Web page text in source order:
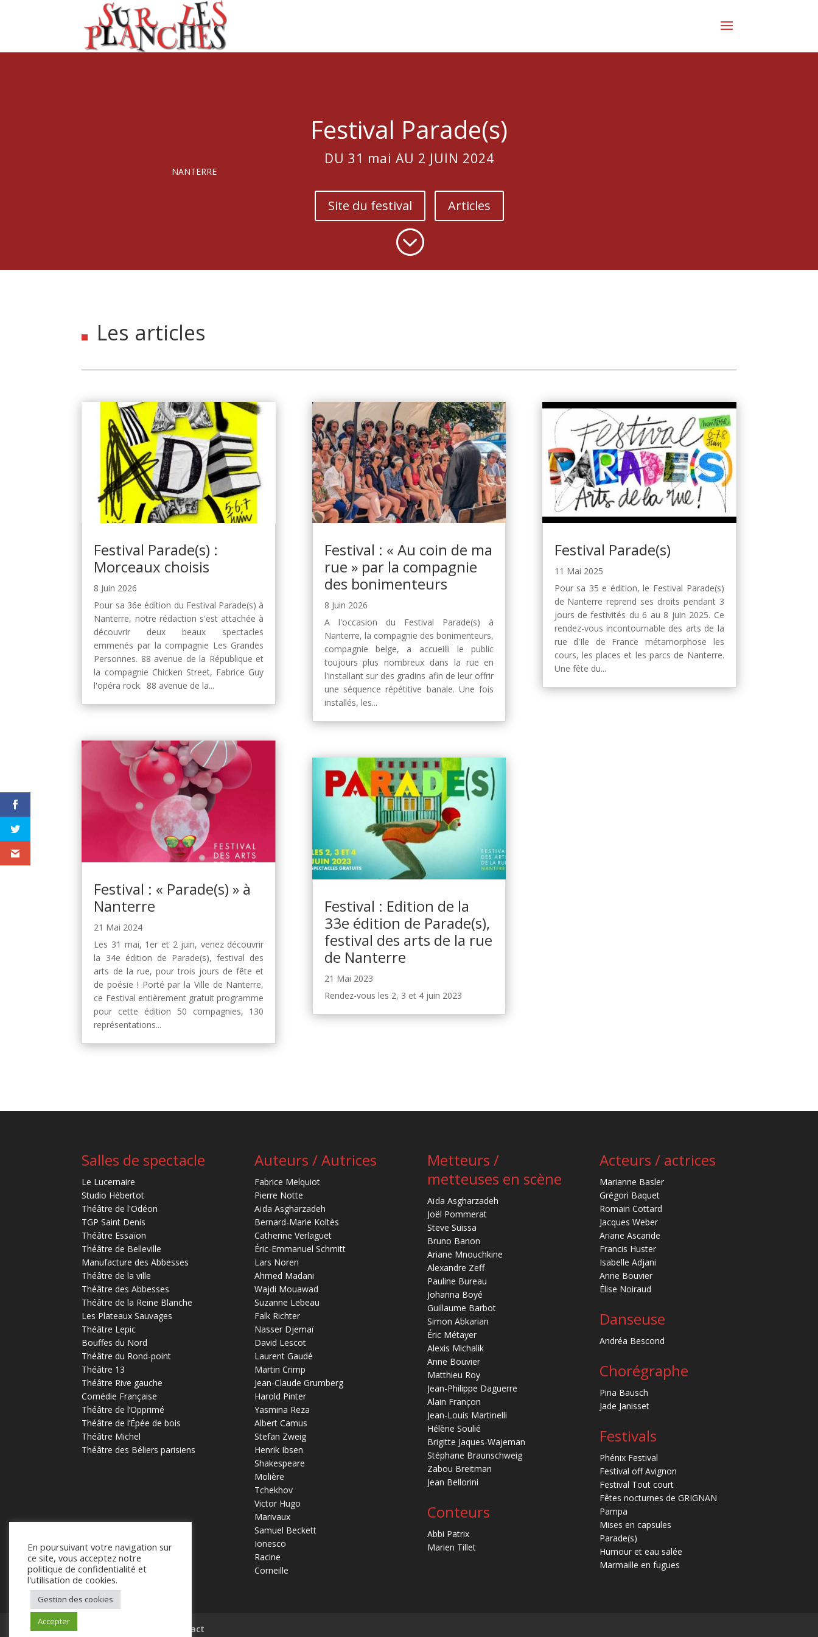
Festival Parade(s)
DU 31 mai AU 2 JUIN 2024
NANTERRE
Site du festival Articles
;
Les articles
Festival Parade(s) :
Morceaux choisis
8 Juin 2026
Pour sa 36e édition du Festival Parade(s) à
Nanterre, notre rédaction s'est attachée à
découvrir deux beaux spectacles
emmenés par la compagnie Les Grandes
Personnes. 88 avenue de la République et
la compagnie Chicken Street, Fabrice Guy
l'opéra rock. 88 avenue de la...
Festival : « Parade(s) » à
Nanterre
21 Mai 2024
Les 31 mai, 1er et 2 juin, venez découvrir
la 34e édition de Parade(s), festival des
arts de la rue, pour trois jours de fête et
de poésie ! Porté par la Ville de Nanterre,
ce Festival entièrement gratuit programme
pour cette édition 50 compagnies, 130
représentations...
Festival : « Au coin de ma
rue » par la compagnie
des bonimenteurs
8 Juin 2026
A l'occasion du Festival Parade(s) à
Nanterre, la compagnie des bonimenteurs,
compagnie belge, a accueilli le public
toujours plus nombreux dans la rue en
l'installant sur des gradins afin de leur offrir
une séquence répétitive banale. Une fois
installés, les...
Festival : Edition de la
33e édition de Parade(s),
festival des arts de la rue
de Nanterre
21 Mai 2023
Rendez-vous les 2, 3 et 4 juin 2023
Festival Parade(s)
11 Mai 2025
Pour sa 35 e édition, le Festival Parade(s)
de Nanterre reprend ses droits pendant 3
jours de festivités du 6 au 8 juin 2025. Ce
rendez-vous incontournable des arts de la
rue d'Ile de France métamorphose les
cours, les places et les parcs de Nanterre.
Une fête du...
Salles de spectacle
Le Lucernaire
Studio Hébertot
Théâtre de l'Odéon
TGP Saint Denis
Théâtre Essaïon
Théâtre de Belleville
Manufacture des Abbesses
Théâtre de la ville
Théâtre des Abbesses
Théâtre de la Reine Blanche
Les Plateaux Sauvages
Théâtre Lepic
Bouffes du Nord
Théâtre du Rond-point
Théâtre 13
Théâtre Rive gauche
Comédie Française
Théâtre de l’Opprimé
Théâtre de l’Épée de bois
Théâtre Michel
Théâtre des Béliers parisiens
Auteurs / Autrices
Fabrice Melquiot
Pierre Notte
Aïda Asgharzadeh
Bernard-Marie Koltès
Catherine Verlaguet
Éric-Emmanuel Schmitt
Lars Noren
Ahmed Madani
Wajdi Mouawad
Suzanne Lebeau
Falk Richter
Nasser Djemaï
David Lescot
Laurent Gaudé
Martin Crimp
Jean-Claude Grumberg
Harold Pinter
Yasmina Reza
Albert Camus
Stefan Zweig
Henrik Ibsen
Shakespeare
Molière
Tchekhov
Victor Hugo
Marivaux
Samuel Beckett
Ionesco
Racine
Corneille
Metteurs /
metteuses en scène
Aïda Asgharzadeh
Joël Pommerat
Steve Suissa
Bruno Banon
Ariane Mnouchkine
Alexandre Zeff
Pauline Bureau
Johanna Boyé
Guillaume Barbot
Simon Abkarian
Éric Métayer
Alexis Michalik
Anne Bouvier
Matthieu Roy
Jean-Philippe Daguerre
Alain Françon
Jean-Louis Martinelli
Hélène Soulié
Brigitte Jaques-Wajeman
Stéphane Braunschweig
Zabou Breitman
Jean Bellorini
Conteurs
Abbi Patrix
Marien Tillet
Acteurs / actrices
Marianne Basler
Grégori Baquet
Romain Cottard
Jacques Weber
Ariane Ascaride
Francis Huster
Isabelle Adjani
Anne Bouvier
Élise Noiraud
Danseuse
Andréa Bescond
Chorégraphe
Pina Bausch
Jade Janisset
Festivals
Phénix Festival
Festival off Avignon
Festival Tout court
Fêtes nocturnes de GRIGNAN
Pampa
Mises en capsules
Parade(s)
Humour et eau salée
Marmaille en fugues
Contact
En poursuivant votre navigation sur
ce site, vous acceptez notre
politique de confidentialité et
l'utilisation de cookies.
Gestion des cookies
Accepter